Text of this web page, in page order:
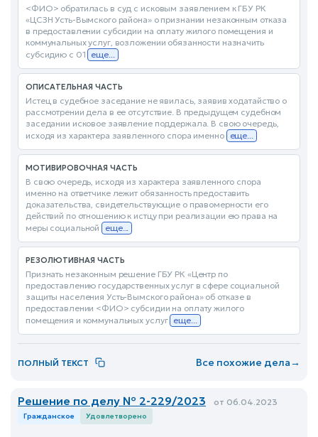
<ФИО> обратилась в суд с исковым заявлением к ГБУ РК
«ЦСЗН Усть-Вымского района» о признании незаконным отказа
в предоставлении субсидии на оплату жилого помещения и
коммунальных услуг, возложении обязанности назначить
субсидию с 01 еще...
ОПИСАТЕЛЬНАЯ ЧАСТЬ
Истец в судебное заседание не явилась, заявив ходатайство о
рассмотрении дела в ее отсутствие. В предыдущем судебном
заседании исковое заявление поддержала. В свою очередь,
исходя из характера заявленного спора именно еще...
МОТИВИРОВОЧНАЯ ЧАСТЬ
В свою очередь, исходя из характера заявленного спора
именно на ответчике лежит обязанность предоставить
доказательства, свидетельствующие о правомерности его
действий по отношению к истцу при реализации ею права на
меры социальной еще...
РЕЗОЛЮТИВНАЯ ЧАСТЬ
Признать незаконным решение ГБУ РК «Центр по
предоставлению государственных услуг в сфере социальной
защиты населения Усть-Вымского района» об отказе в
предоставлении <ФИО> субсидии на оплату жилого
помещения и коммунальных услуг еще...
ПОЛНЫЙ ТЕКСТ Все похожие дела→
Решение по делу № 2-229/2023 от 06.04.2023
Гражданское Удовлетворено